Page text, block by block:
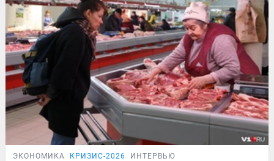
ЭКОНОМИКА КРИЗИС-2026 ИНТЕРВЬЮ